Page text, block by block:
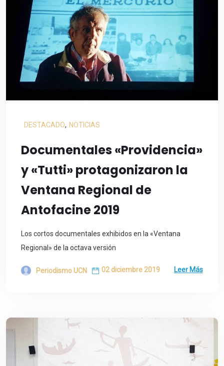
DESTACADO, NOTICIAS
Documentales «Providencia»
y «Tutti» protagonizaron la
Ventana Regional de
Antofacine 2019
Los cortos documentales exhibidos en la «Ventana
Regional» de la octava versión
Periodismo UCN 02 diciembre 2019 Leer Más